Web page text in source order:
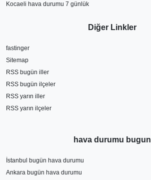
Kocaeli hava durumu 7 günlük
Diğer Linkler
fastinger
Sitemap
RSS bugün iller
RSS bugün ilçeler
RSS yarın iller
RSS yarın ilçeler
hava durumu bugun
İstanbul bugün hava durumu
Ankara bugün hava durumu